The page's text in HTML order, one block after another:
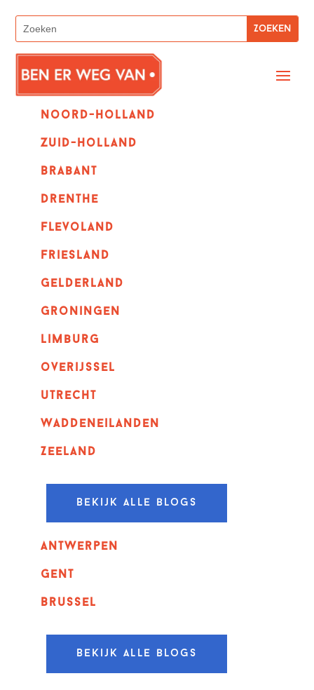
Noord-holland
zuid-holland
Brabant
Drenthe
Flevoland
Friesland
Gelderland
Groningen
Limburg
overijssel
utrecht
Waddeneilanden
Zeeland
Bekijk alle blogs
Antwerpen
GENT
Brussel
Bekijk alle blogs